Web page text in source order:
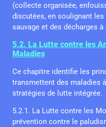
(collecte organisée,
discutées, en soulignant les
sauvage et des décharges
5.2. La Lutte contre les
Maladies
Ce chapitre identifie les
transmettent des maladies
stratégies de lutte intégrée.
5.2.1. La Lutte contre les
prévention contre le